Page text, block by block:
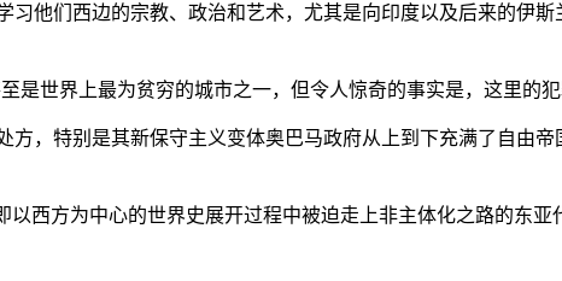
习他们西边的宗教、政治和艺术，尤其是向印度以及后来的伊
是世界上最为贫穷的城市之一，但令人惊奇的事实是，这里的
方，特别是其新保守主义变体奥巴马政府从上到下充满了自由
以西方为中心的世界史展开过程中被迫走上非主体化之路的东